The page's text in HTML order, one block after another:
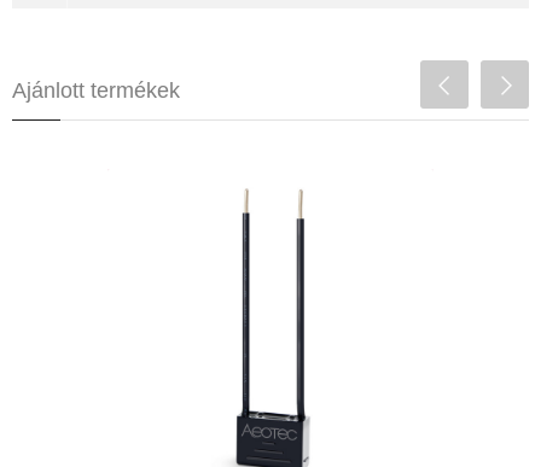
Ajánlott termékek
Aeotec Dimmer Bypass
Az Aeotec Bypass egy kiegészítő eszköz az
Aeotec Nano Dimmer-hez. Bypass